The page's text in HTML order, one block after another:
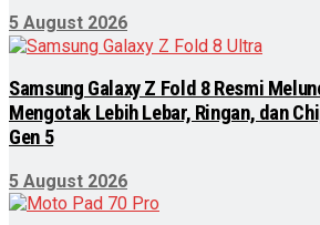
5 August 2026
Samsung Galaxy Z Fold 8 Resmi
Mengotak Lebih Lebar, Ringan, dan
Gen 5
5 August 2026